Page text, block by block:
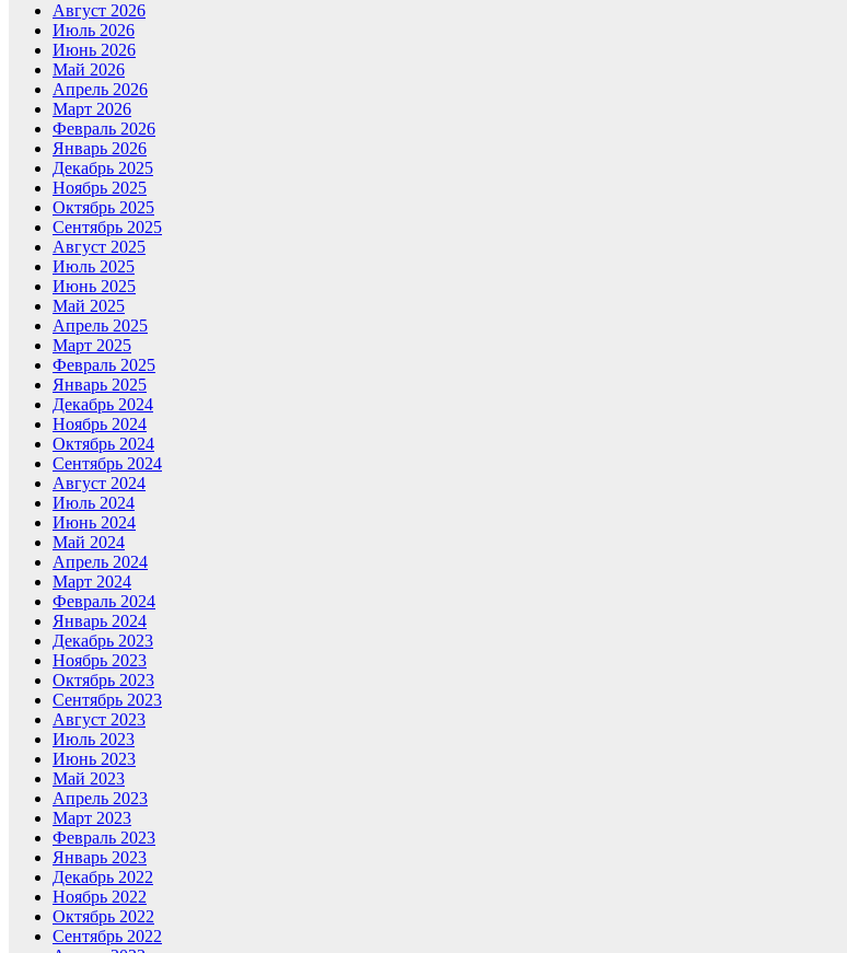
Август 2026
Июль 2026
Июнь 2026
Май 2026
Апрель 2026
Март 2026
Февраль 2026
Январь 2026
Декабрь 2025
Ноябрь 2025
Октябрь 2025
Сентябрь 2025
Август 2025
Июль 2025
Июнь 2025
Май 2025
Апрель 2025
Март 2025
Февраль 2025
Январь 2025
Декабрь 2024
Ноябрь 2024
Октябрь 2024
Сентябрь 2024
Август 2024
Июль 2024
Июнь 2024
Май 2024
Апрель 2024
Март 2024
Февраль 2024
Январь 2024
Декабрь 2023
Ноябрь 2023
Октябрь 2023
Сентябрь 2023
Август 2023
Июль 2023
Июнь 2023
Май 2023
Апрель 2023
Март 2023
Февраль 2023
Январь 2023
Декабрь 2022
Ноябрь 2022
Октябрь 2022
Сентябрь 2022